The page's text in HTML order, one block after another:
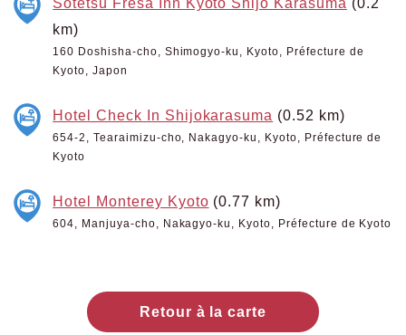
km)
160 Doshisha-cho, Shimogyo-ku, Kyoto, Préfecture de
Kyoto, Japon
Hotel Check In Shijokarasuma (0.52 km)
654-2, Tearaimizu-cho, Nakagyo-ku, Kyoto, Préfecture de
Kyoto
Hotel Monterey Kyoto (0.77 km)
604, Manjuya-cho, Nakagyo-ku, Kyoto, Préfecture de Kyoto
Retour à la carte